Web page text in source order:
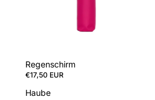
Regenschirm
€17,50 EUR
Haube